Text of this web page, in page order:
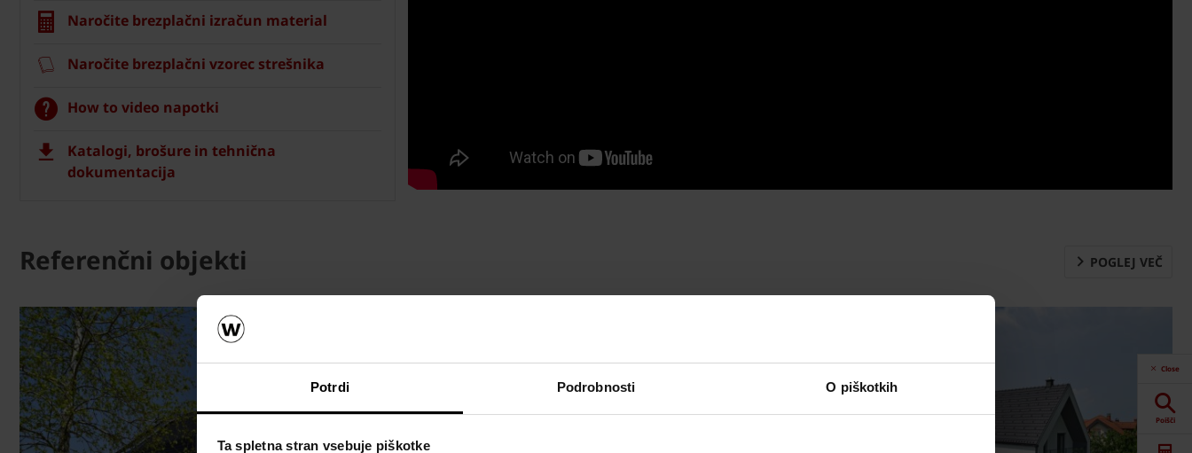
Potrdi Podrobnosti O piškotkih
Ta spletna stran vsebuje piškotke
Naročite brezplačni izračun material
Naročite brezplačni vzorec strešnika
How to video napotki
Katalogi, brošure in tehnična
dokumentacija
Referenčni objekti POGLEJ VEČ
Close
Poišči